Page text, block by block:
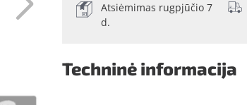
Atsiėmimas rugpjūčio 7
d.
Techninė informacija